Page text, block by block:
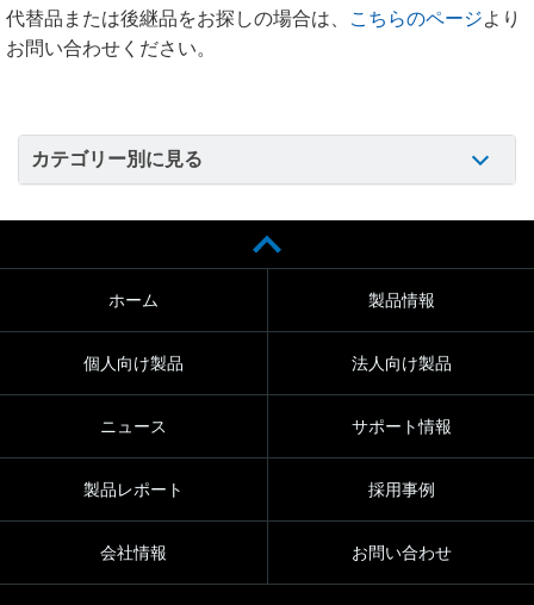
代替品または後継品をお探しの場合は、
こちらのページより
お問い合わせください。
カテゴリー別に見る
ホーム 製品情報
個人向け製品 法人向け製品
ニュース サポート情報
製品レポート 採用事例
会社情報 お問い合わせ